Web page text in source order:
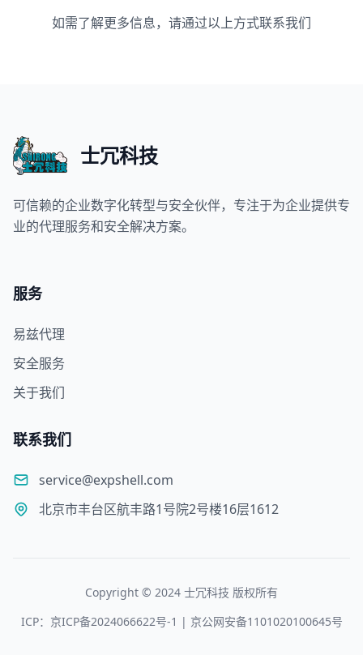
如需了解更多信息，请通过以上方式联系我们
士冗科技
可信赖的企业数字化转型与安全伙伴，专注于为企业提供专
业的代理服务和安全解决方案。
服务
易兹代理
安全服务
关于我们
联系我们
service@expshell.com
北京市丰台区航丰路1号院2号楼16层1612
Copyright © 2024 士冗科技 版权所有
ICP：京ICP备2024066622号-1 | 京公网安备1101020100645号